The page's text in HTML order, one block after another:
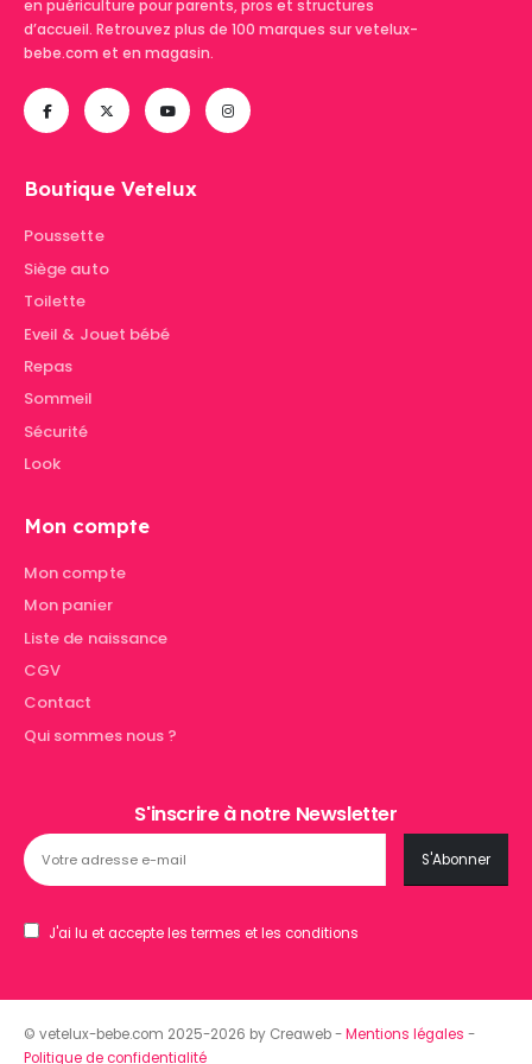
en puériculture pour parents, pros et structures
d’accueil. Retrouvez plus de 100 marques sur vetelux-
bebe.com et en magasin.
Boutique Vetelux
Poussette
Siège auto
Toilette
Eveil & Jouet bébé
Repas
Sommeil
Sécurité
Look
Mon compte
Mon compte
Mon panier
Liste de naissance
CGV
Contact
Qui sommes nous ?
S'inscrire à notre Newsletter
J'ai lu et accepte les termes et les conditions
© vetelux-bebe.com 2025-2026 by Creaweb -Mentions légales -
Politique de confidentialité